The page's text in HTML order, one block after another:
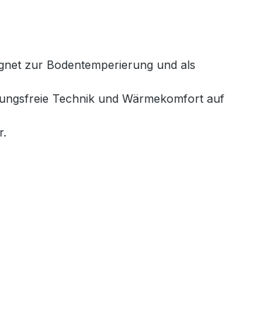
zur Bodentemperierung und als
Technik und Wärmekomfort auf